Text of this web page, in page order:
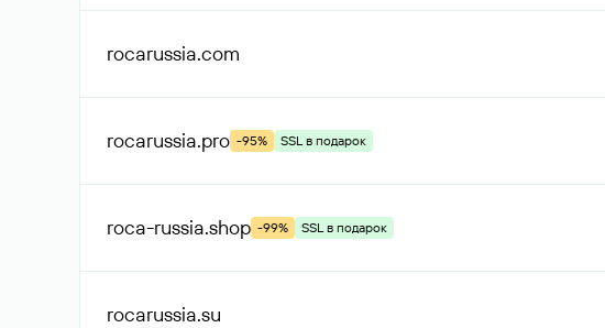
rocarussia.com
rocarussia.pro -95% SSL в подарок
roca-russia.shop -99% SSL в подарок
rocarussia.su